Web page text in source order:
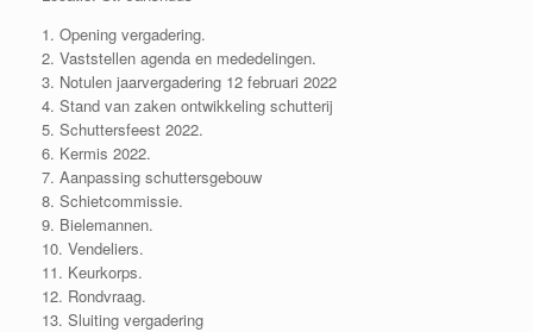
1. Opening vergadering.
2. Vaststellen agenda en mededelingen.
3. Notulen jaarvergadering 12 februari 2022
4. Stand van zaken ontwikkeling schutterij
5. Schuttersfeest 2022.
6. Kermis 2022.
7. Aanpassing schuttersgebouw
8. Schietcommissie.
9. Bielemannen.
10. Vendeliers.
11. Keurkorps.
12. Rondvraag.
13. Sluiting vergadering